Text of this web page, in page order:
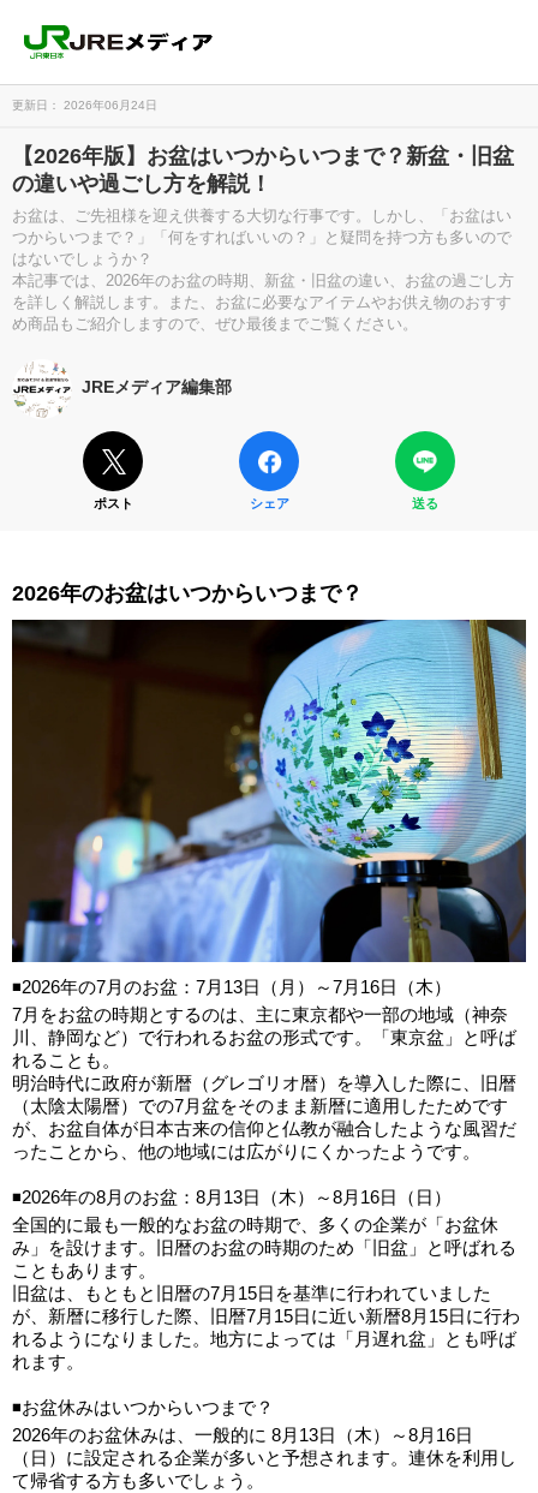
更新日： 2026年06月24日
【2026年版】お盆はいつからいつまで？新盆・旧盆
の違いや過ごし方を解説！
お盆は、ご先祖様を迎え供養する大切な行事です。しかし、「お盆はい
つからいつまで？」「何をすればいいの？」と疑問を持つ方も多いので
はないでしょうか？
本記事では、2026年のお盆の時期、新盆・旧盆の違い、お盆の過ごし方
を詳しく解説します。また、お盆に必要なアイテムやお供え物のおすす
め商品もご紹介しますので、ぜひ最後までご覧ください。
JREメディア編集部
ポスト シェア 送る
2026年のお盆はいつからいつまで？
◾️2026年の7月のお盆：7月13日（月）～7月16日（木）
7月をお盆の時期とするのは、主に東京都や一部の地域（神奈
川、静岡など）で行われるお盆の形式です。「東京盆」と呼ば
れることも。
明治時代に政府が新暦（グレゴリオ暦）を導入した際に、旧暦
（太陰太陽暦）での7月盆をそのまま新暦に適用したためです
が、お盆自体が日本古来の信仰と仏教が融合したような風習だ
ったことから、他の地域には広がりにくかったようです。
◾️2026年の8月のお盆：8月13日（木）～8月16日（日）
全国的に最も一般的なお盆の時期で、多くの企業が「お盆休
み」を設けます。旧暦のお盆の時期のため「旧盆」と呼ばれる
こともあります。
旧盆は、もともと旧暦の7月15日を基準に行われていました
が、新暦に移行した際、旧暦7月15日に近い新暦8月15日に行わ
れるようになりました。地方によっては「月遅れ盆」とも呼ば
れます。
◾️お盆休みはいつからいつまで？
2026年のお盆休みは、一般的に 8月13日（木）～8月16日
（日）に設定される企業が多いと予想されます。連休を利用し
て帰省する方も多いでしょう。